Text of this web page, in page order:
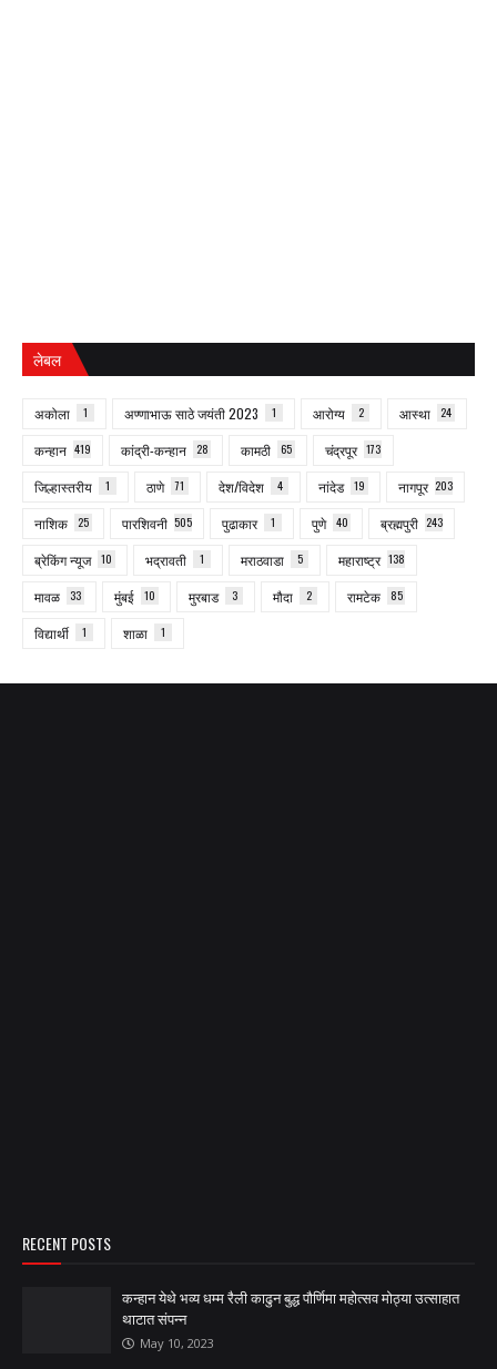
लेबल
अकोला 1 अण्णाभाऊ साठे जयंती 2023 1 आरोग्य 2 आस्था 24
कन्हान 419 कांद्री-कन्हान 28 कामठी 65 चंद्रपूर 173
जिल्हास्तरीय 1 ठाणे 71 देश/विदेश 4 नांदेड 19 नागपूर 203
नाशिक 25 पारशिवनी 505 पुढाकार 1 पुणे 40 ब्रह्मपुरी 243
ब्रेकिंग न्यूज 10 भद्रावती 1 मराठवाडा 5 महाराष्ट्र 138
मावळ 33 मुंबई 10 मुरबाड 3 मौदा 2 रामटेक 85
विद्यार्थी 1 शाळा 1
RECENT POSTS
कन्हान येथे भव्य धम्म रैली काढुन बुद्ध पौर्णिमा महोत्सव मोठ्या उत्साहात
थाटात संपन्न
May 10, 2023